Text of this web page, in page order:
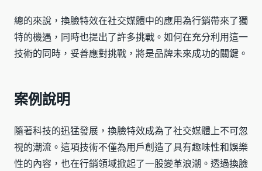
總的來說，換臉特效在社交媒體中的應用為行銷帶來了獨
特的機遇，同時也提出了許多挑戰。如何在充分利用這一
技術的同時，妥善應對挑戰，將是品牌未來成功的關鍵。
案例說明
隨著科技的迅猛發展，換臉特效成為了社交媒體上不可忽
視的潮流。這項技術不僅為用戶創造了具有趣味性和娛樂
性的內容，也在行銷領域掀起了一股變革浪潮。透過換臉